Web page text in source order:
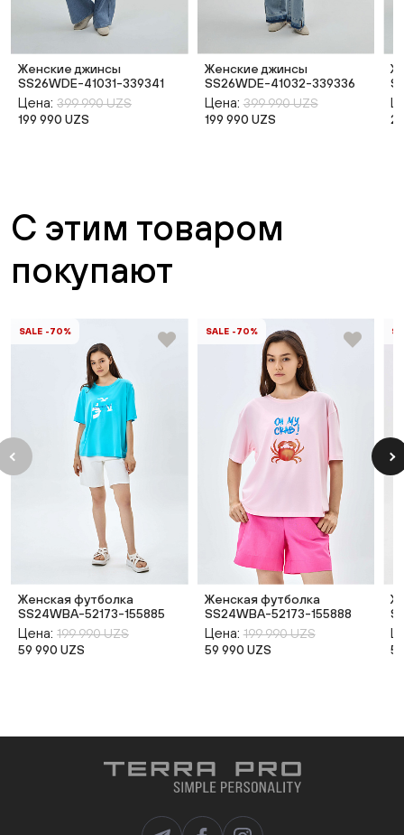
Женские джинсы
SS26WDE-41031-339341
Цена: 399 990 UZS
199 990 UZS
Женские джинсы
SS26WDE-41032-339336
Цена: 399 990 UZS
199 990 UZS
С этим товаром
покупают
SALE -70%
Женская футболка
SS24WBA-52173-155885
Цена: 199 990 UZS
59 990 UZS
SALE -70%
Женская футболка
SS24WBA-52173-155888
Цена: 199 990 UZS
59 990 UZS